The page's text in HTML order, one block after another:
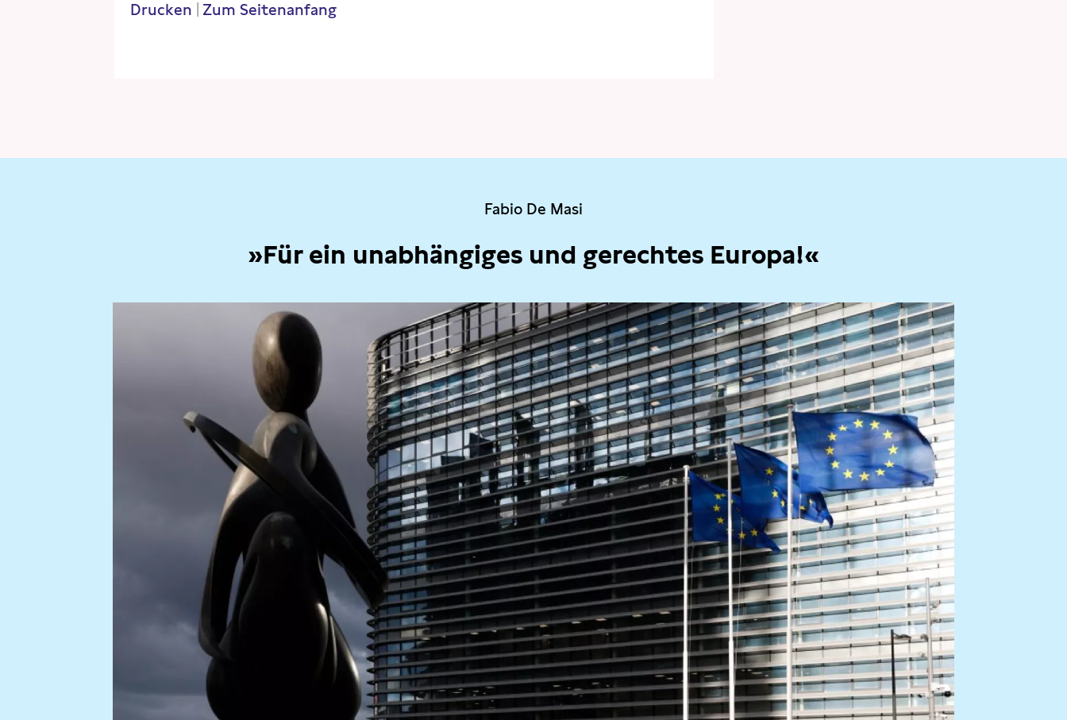
Drucken Zum Seitenanfang
Fabio De Masi
»Für ein unabhängiges und gerechtes Europa!«